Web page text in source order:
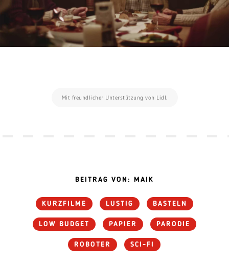
Mit freundlicher Unterstützung von Lidl.
BEITRAG VON: MAIK
KURZFILME LUSTIG BASTELN
LOW BUDGET PAPIER PARODIE
ROBOTER SCI-FI